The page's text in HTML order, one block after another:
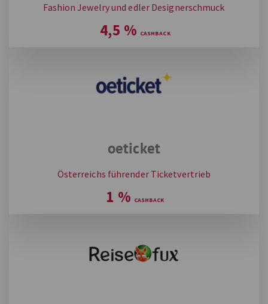
Fashion Jewelry und edler Designerschmuck
4,5 %
oeticket
Österreichs führender Ticketvertrieb
1 %